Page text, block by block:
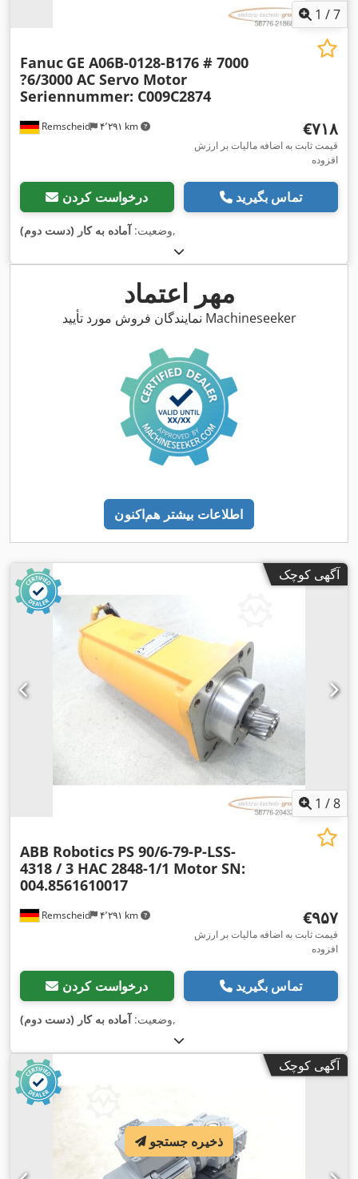
1 /7
Remscheid ۴٬۲۹۱ km
Fanuc GE A06B-0128-B176 # 7000
?6/3000 AC Servo Motor
Seriennummer: C009C2874
‎€۷۱۸
قیمت ثابت به اضافه مالیات بر ارزش
افزوده
درخواست کردن تماس بگیرید
وضعیت:آماده به کار (دست دوم) ,
مهر اعتماد
نمایندگان فروش مورد تأیید Machineseeker
اطلاعات بیشتر هم‌اکنون
آگهی کوچک
1 /8
Remscheid ۴٬۲۹۱ km
ABB Robotics PS 90/6-79-P-LSS-
4318 / 3 HAC 2848-1/1 Motor SN:
004.8561610017
‎€۹۵۷
قیمت ثابت به اضافه مالیات بر ارزش
افزوده
درخواست کردن تماس بگیرید
وضعیت:آماده به کار (دست دوم) ,
آگهی کوچک
ذخیره جستجو